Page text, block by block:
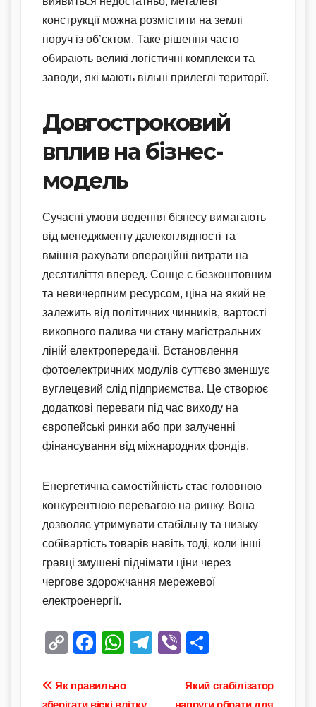
конструкції можна розмістити на землі
поруч із об’єктом. Таке рішення часто
обирають великі логістичні комплекси та
заводи, які мають вільні прилеглі території.
Довгостроковий
вплив на бізнес-
модель
Сучасні умови ведення бізнесу вимагають
від менеджменту далекоглядності та
вміння рахувати операційні витрати на
десятиліття вперед. Сонце є безкоштовним
та невичерпним ресурсом, ціна на який не
залежить від політичних чинників, вартості
викопного палива чи стану магістральних
ліній електропередачі. Встановлення
фотоелектричних модулів суттєво зменшує
вуглецевий слід підприємства. Це створює
додаткові переваги під час виходу на
європейські ринки або при залученні
фінансування від міжнародних фондів.
Енергетична самостійність стає головною
конкурентною перевагою на ринку. Вона
дозволяє утримувати стабільну та низьку
собівартість товарів навіть тоді, коли інші
гравці змушені піднімати ціни через
чергове здорожчання мережевої
електроенергії.
C
p
F
c
W
at
T
Vi
er ді
Навігація
Який стабілізатор
напруги обрати для
Як правильно
зберігати віскі влітку,